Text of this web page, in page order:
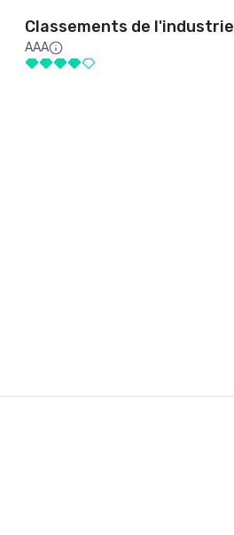
Classements de l'industrie
AAA